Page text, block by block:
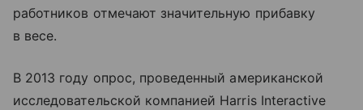
работников отмечают значительную прибавку
в весе.
В 2013 году опрос, проведенный американской
исследовательской компанией Harris Interactive